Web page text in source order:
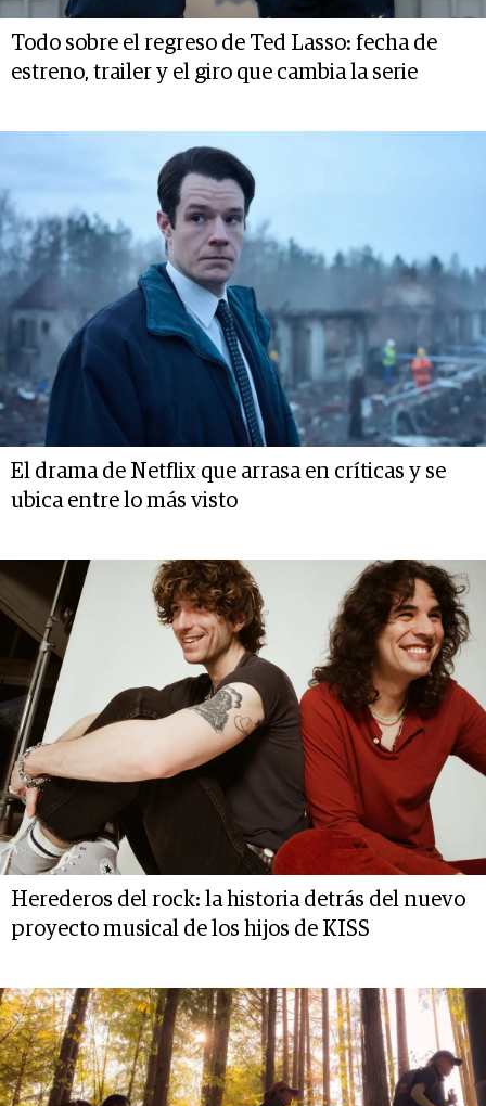
Todo sobre el regreso de Ted Lasso: fecha de
estreno, trailer y el giro que cambia la serie
El drama de Netflix que arrasa en críticas y se
ubica entre lo más visto
Herederos del rock: la historia detrás del nuevo
proyecto musical de los hijos de KISS